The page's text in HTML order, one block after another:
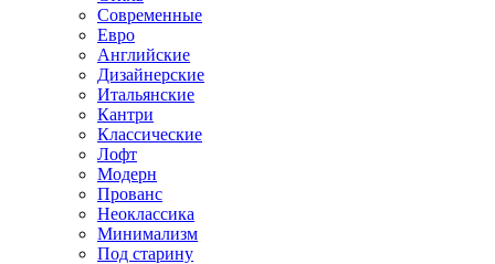
Современные
Евро
Английские
Дизайнерские
Итальянские
Кантри
Классические
Лофт
Модерн
Прованс
Неоклассика
Минимализм
Под старину